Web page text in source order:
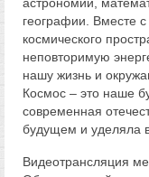
географии. Вместе
космического
неповторимую
нашу жизнь и
Космос – это наше
современная
будущем и уделяла
Видеотрансляция